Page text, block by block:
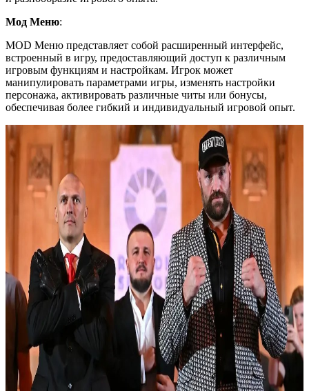
Мод Меню:
MOD Меню представляет собой расширенный интерфейс,
встроенный в игру, предоставляющий доступ к различным
игровым функциям и настройкам. Игрок может
манипулировать параметрами игры, изменять настройки
персонажа, активировать различные читы или бонусы,
обеспечивая более гибкий и индивидуальный игровой опыт.